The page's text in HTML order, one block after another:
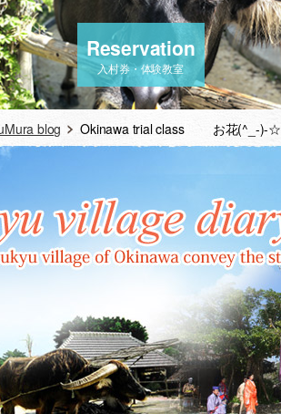
Reservation
入村券・体験教室
blog Okinawa trial class お花(^_-)-☆